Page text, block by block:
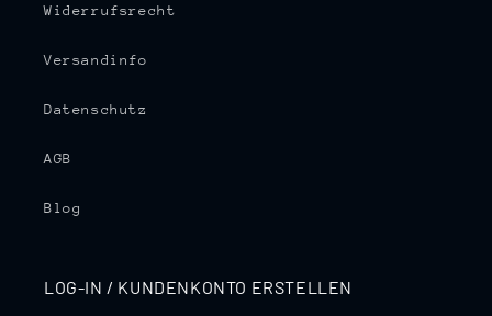
Widerrufsrecht
Versandinfo
Datenschutz
AGB
Blog
LOG-IN / KUNDENKONTO ERSTELLEN